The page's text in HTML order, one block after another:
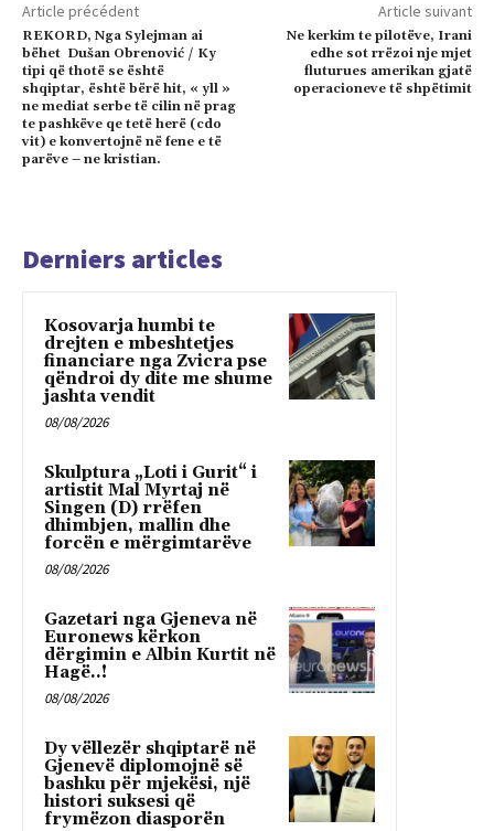
Article précédent
REKORD, Nga Sylejman ai
bëhet Dušan Obrenović / Ky
tipi që thotë se është
shqiptar, është bërë hit, « yll »
ne mediat serbe të cilin në prag
te pashkëve qe tetë herë (cdo
vit) e konvertojnë në fene e të
parëve – ne kristian.
Article suivant
Ne kerkim te pilotëve, Irani
edhe sot rrëzoi nje mjet
fluturues amerikan gjatë
operacioneve të shpëtimit
Derniers articles
Kosovarja humbi te
drejten e mbeshtetjes
financiare nga Zvicra pse
qëndroi dy dite me shume
jashta vendit
08/08/2026
Skulptura „Loti i Gurit“ i
artistit Mal Myrtaj në
Singen (D) rrëfen
dhimbjen, mallin dhe
forcën e mërgimtarëve
08/08/2026
Gazetari nga Gjeneva në
Euronews kërkon
dërgimin e Albin Kurtit në
Hagë..!
08/08/2026
Dy vëllezër shqiptarë në
Gjenevë diplomojnë së
bashku për mjekësi, një
histori suksesi që
frymëzon diasporën